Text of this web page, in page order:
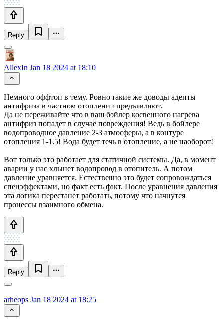
Reply
AllexIn Jan 18 2024 at 18:10
Немного оффтоп в тему. Ровно такие же доводы адепты
антифриза в частном отоплении предъявляют.
Да не переживайте что в ваш бойлер косвенного нагрева
антифриз попадет в случае повреждения! Ведь в бойлере
водопроводное давление 2-3 атмосферы, а в контуре
отопления 1-1.5! Вода будет течь в отопление, а не наоборот!
Вот только это работает для статичной системы. Да, в момент
аварии у нас хлынет водопровод в отопитель. А потом
давление уравняется. Естественно это будет сопровождаться
спецэффектами, но факт есть факт. После уравнения давления
эта логика перестанет работать, потому что начнутся
процессы взаимного обмена.
Reply
arheops Jan 18 2024 at 18:25